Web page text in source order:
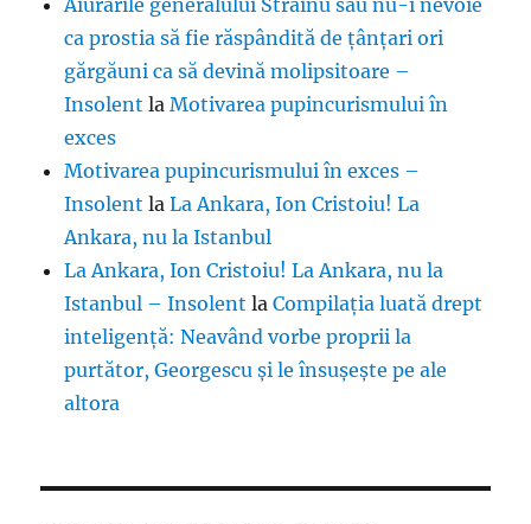
Aiurările generalului Străinu sau nu-i nevoie
ca prostia să fie răspândită de țânțari ori
gărgăuni ca să devină molipsitoare –
Insolent laMotivarea pupincurismului în
exces
Motivarea pupincurismului în exces –
Insolent laLa Ankara, Ion Cristoiu! La
Ankara, nu la Istanbul
La Ankara, Ion Cristoiu! La Ankara, nu la
Istanbul – Insolent laCompilația luată drept
inteligență: Neavând vorbe proprii la
purtător, Georgescu și le însușește pe ale
altora